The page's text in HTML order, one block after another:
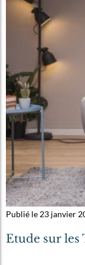
Publié le 23 janvier
Etude sur les